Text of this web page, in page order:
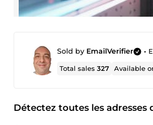
Sold by EmailVerifier •
Total sales327 Available
Détectez toutes les adresses